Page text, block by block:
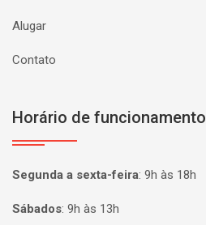
Alugar
Contato
Horário de funcionamento
Segunda a sexta-feira: 9h às 18h
Sábados: 9h às 13h